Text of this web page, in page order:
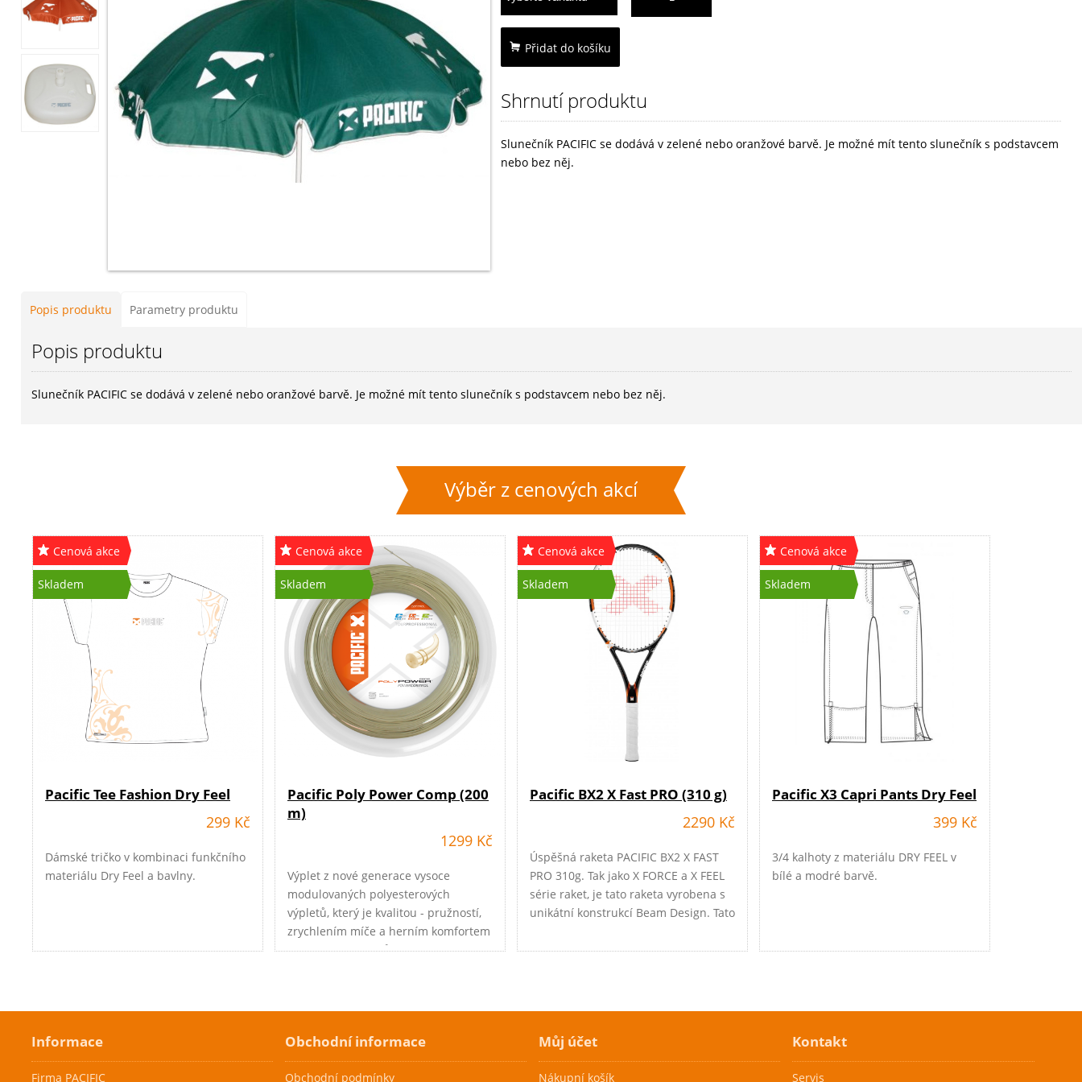
Přidat do košíku
Shrnutí produktu
Slunečník PACIFIC se dodává v zelené nebo oranžové barvě. Je možné mít tento slunečník s podstavcem
nebo bez něj.
Popis produktu Parametry produktu
Popis produktu
Slunečník PACIFIC se dodává v zelené nebo oranžové barvě. Je možné mít tento slunečník s podstavcem nebo bez něj.
Výběr z cenových akcí
Cenová akce
Skladem
Pacific Tee Fashion Dry Feel
299 Kč
Dámské tričko v kombinaci funkčního
materiálu Dry Feel a bavlny.
Cenová akce
Skladem
Pacific Poly Power Comp (200
m)
1299 Kč
Výplet z nové generace vysoce
modulovaných polyesterových
výpletů, který je kvalitou - pružností,
zrychlením míče a herním komfortem
o třídu výše než původní POLY
Cenová akce
Skladem
Pacific BX2 X Fast PRO (310 g)
2290 Kč
Úspěšná raketa PACIFIC BX2 X FAST
PRO 310g. Tak jako X FORCE a X FEEL
série raket, je tato raketa vyrobena s
unikátní konstrukcí Beam Design. Tato
Raketa je velmi specifické konstrukce
Cenová akce
Skladem
Pacific X3 Capri Pants Dry Feel
399 Kč
3/4 kalhoty z materiálu DRY FEEL v
bílé a modré barvě.
Skladem Skladem
Informace
Firma PACIFIC
Obchodní informace
Obchodní podmínky
Můj účet
Nákupní košík
Kontakt
Servis